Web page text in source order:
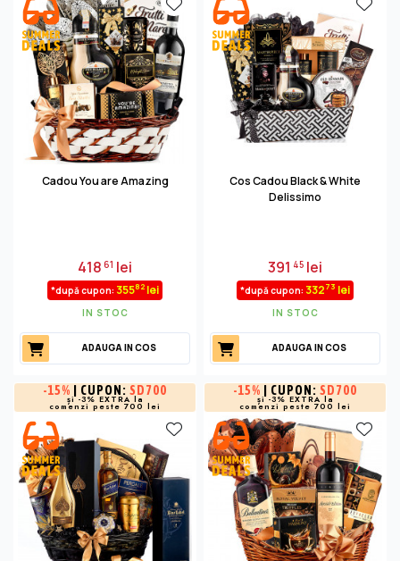
Cadou You are Amazing
41861 lei
*după cupon: 35582 lei
IN STOC
ADAUGA IN COS
Cos Cadou Black & White
Delissimo
391 45 lei
*după cupon: 33273 lei
IN STOC
ADAUGA IN COS
-15% | CUPON: SD700
și -3% EXTRA la
comenzi peste 700 lei
-15% | CUPON: SD700
și -3% EXTRA la
comenzi peste 700 lei